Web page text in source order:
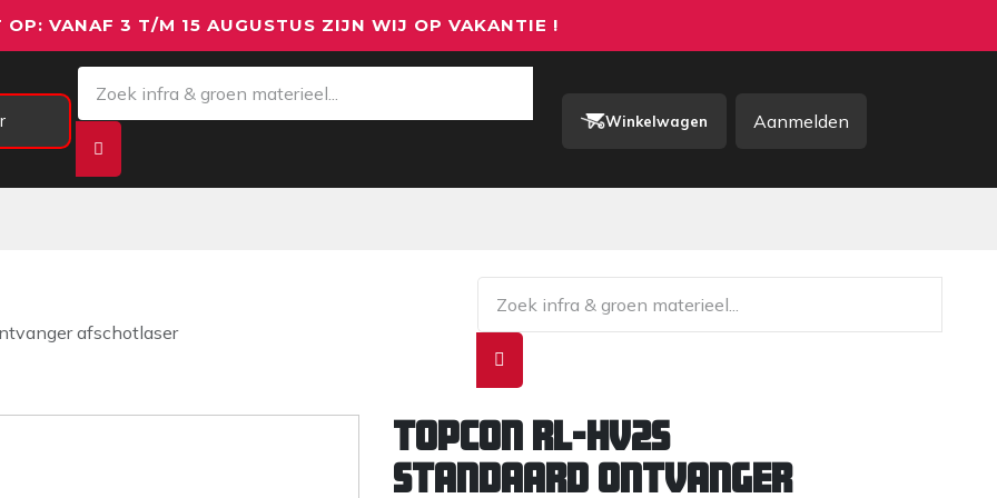
OP: VANAF 3 T/M 15 AUGUSTUS ZIJN WIJ OP VAKANTIE !
Winkelwagen Aanmelden
afschotlaser
Topcon RL-HV2S
standaard ontvanger